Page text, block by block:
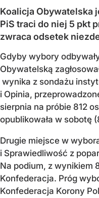
Koalicja Obywatelska
PiS traci do niej 5 pkt
zwraca odsetek
Gdyby wybory
Obywatelską
wynika z sondażu
i Opinia,
sierpnia na próbie 812
opublikowała w sobotę
Drugie miejsce w
i Sprawiedliwość z
Na podium, z wynikiem
Konfederacja. Próg
Konfederacja Korony